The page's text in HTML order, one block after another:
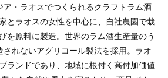
・ラオスでつくられるクラフトラム酒
とラオスの女性を中心に、自社農園で栽
を原料に製造。世界のラム酒生産量のう
れないアグリコール製法を採用。ラオ
ランドであり、地域に根付く高付加価値